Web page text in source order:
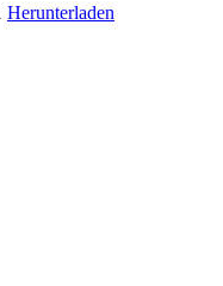
Herunterladen